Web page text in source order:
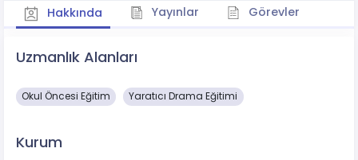
Hakkında Yayınlar Görevler
Uzmanlık Alanları
Okul Öncesi Eğitim Yaratıcı Drama Eğitimi
Kurum